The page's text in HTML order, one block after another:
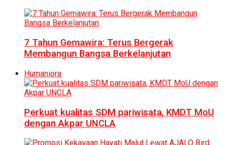
7 Tahun Gemawira: Terus Bergerak
Membangun Bangsa Berkelanjutan
Humaniora
Perkuat kualitas SDM pariwisata, KMDT MoU
dengan Akpar UNCLA